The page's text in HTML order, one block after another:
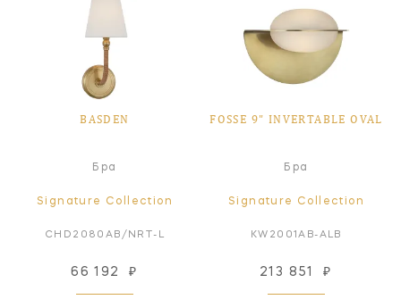
BASDEN
Бра
Signature Collection
CHD2080AB/NRT-L
66 192 ₽
FOSSE 9" INVERTABLE OVAL
Бра
Signature Collection
KW2001AB-ALB
213 851 ₽